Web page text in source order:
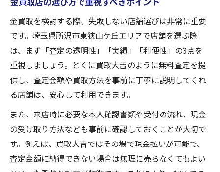
金買取を検討する際、失敗しない店舗選びは非常に重要
です。埼玉県所沢市東狭山ケ丘エリアで店舗を選ぶ際
は、まず「査定の透明性」「実績」「利便性」の3点を
重視しましょう。とくに買取大吉のように無料査定を提
供し、査定金額や買取方法を事前に丁寧に説明してくれ
る店舗は、安心して利用できます。
また、来店時に必要な本人確認書類や受付の流れ、現金
の受け取り方法なども事前に確認しておくことが大切で
す。例えば、買取大吉ではその場で現金払いが可能で、
査定金額に納得できない場合は無理に売らなくてもよい